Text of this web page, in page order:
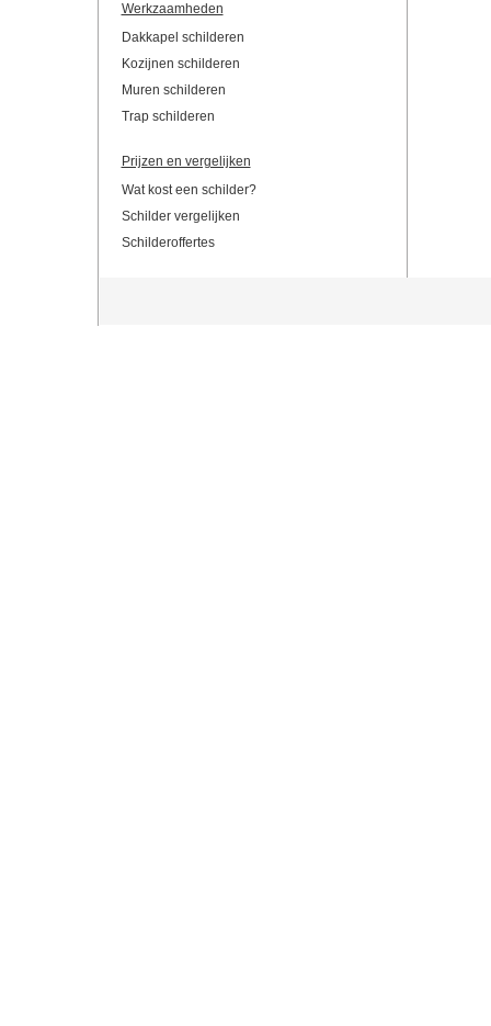
Werkzaamheden
Dakkapel schilderen
Kozijnen schilderen
Muren schilderen
Trap schilderen
Prijzen en vergelijken
Wat kost een schilder?
Schilder vergelijken
Schilderoffertes